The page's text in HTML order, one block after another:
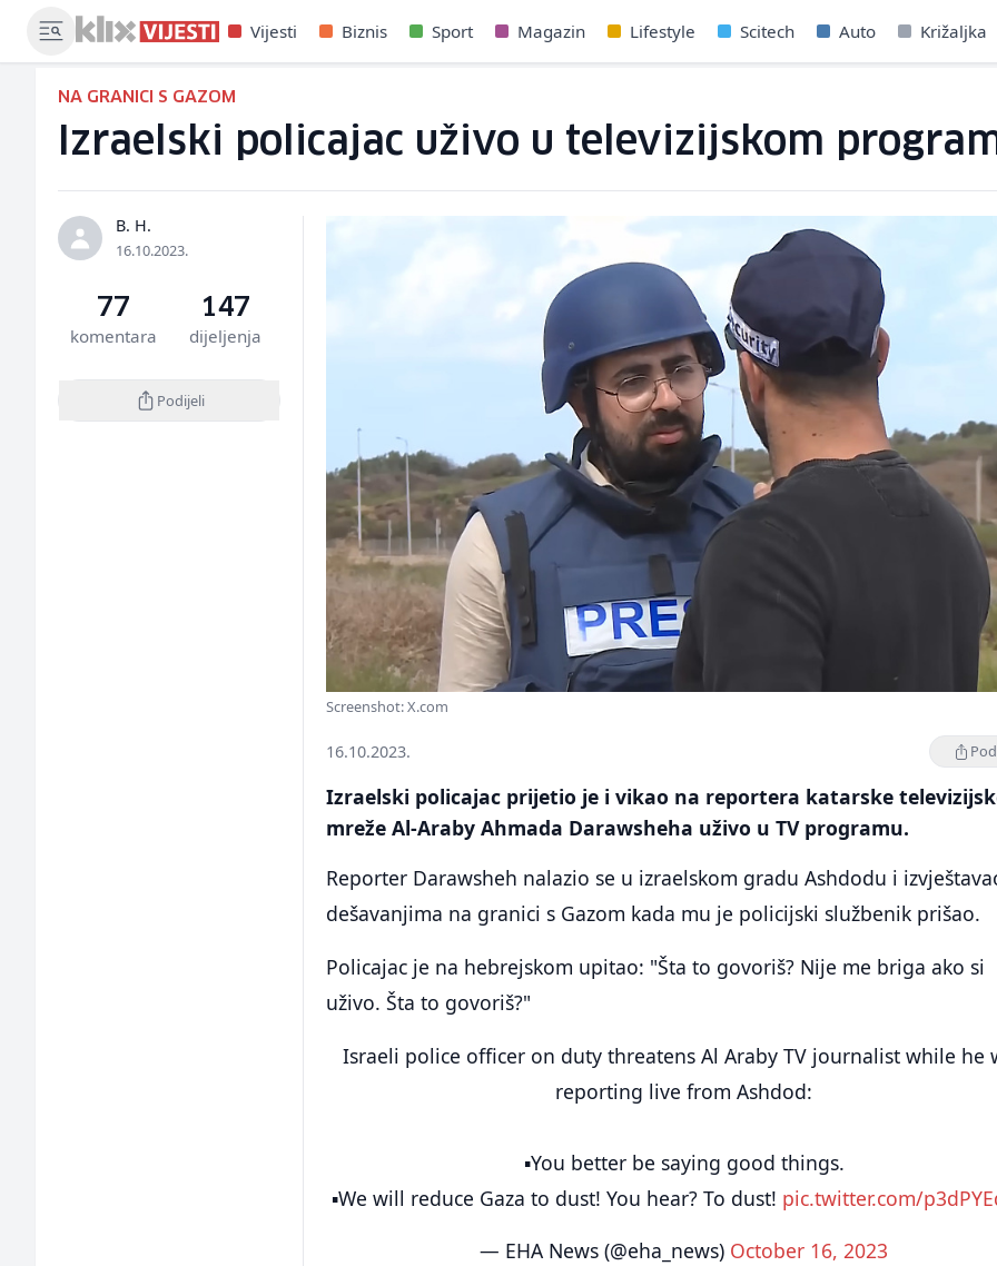
Vijesti Biznis Sport Magazin Lifestyle Scitech Auto Križaljka
NA GRANICI S GAZOM
Izraelski policajac uživo u televizijskom
B. H.
16.10.2023.
77
komentara
147
dijeljenja
Podijeli
Screenshot: X.com
16.10.2023.
Izraelski policajac prijetio je i vikao na reportera katarske
mreže Al-Araby Ahmada Darawsheha uživo u TV programu.
Reporter Darawsheh nalazio se u izraelskom gradu Ashdodu i
dešavanjima na granici s Gazom kada mu je policijski službenik prišao.
Policajac je na hebrejskom upitao: "Šta to govoriš? Nije me briga ako si
uživo. Šta to govoriš?"
Israeli police officer on duty threatens Al Araby TV journalist while he
reporting live from Ashdod:
▪️You better be saying good things.
▪️We will reduce Gaza to dust! You hear? To dust! pic.twitter.com/
— EHA News (@eha_news) October 16, 2023